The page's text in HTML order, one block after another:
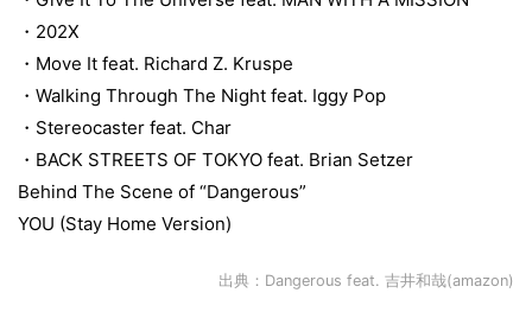
・202X
・Move It feat. Richard Z. Kruspe
・Walking Through The Night feat. Iggy Pop
・Stereocaster feat. Char
・BACK STREETS OF TOKYO feat. Brian Setzer
Behind The Scene of “Dangerous”
YOU (Stay Home Version)
出典： Dangerous feat. 吉井和哉(amazon)